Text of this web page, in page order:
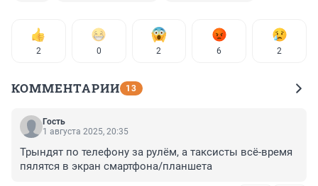
2 0 2 6 2
КОММЕНТАРИИ 13
Гость
1 августа 2025, 20:35
Трындят по телефону за рулём, а таксисты всё-время
пялятся в экран смартфона/планшета